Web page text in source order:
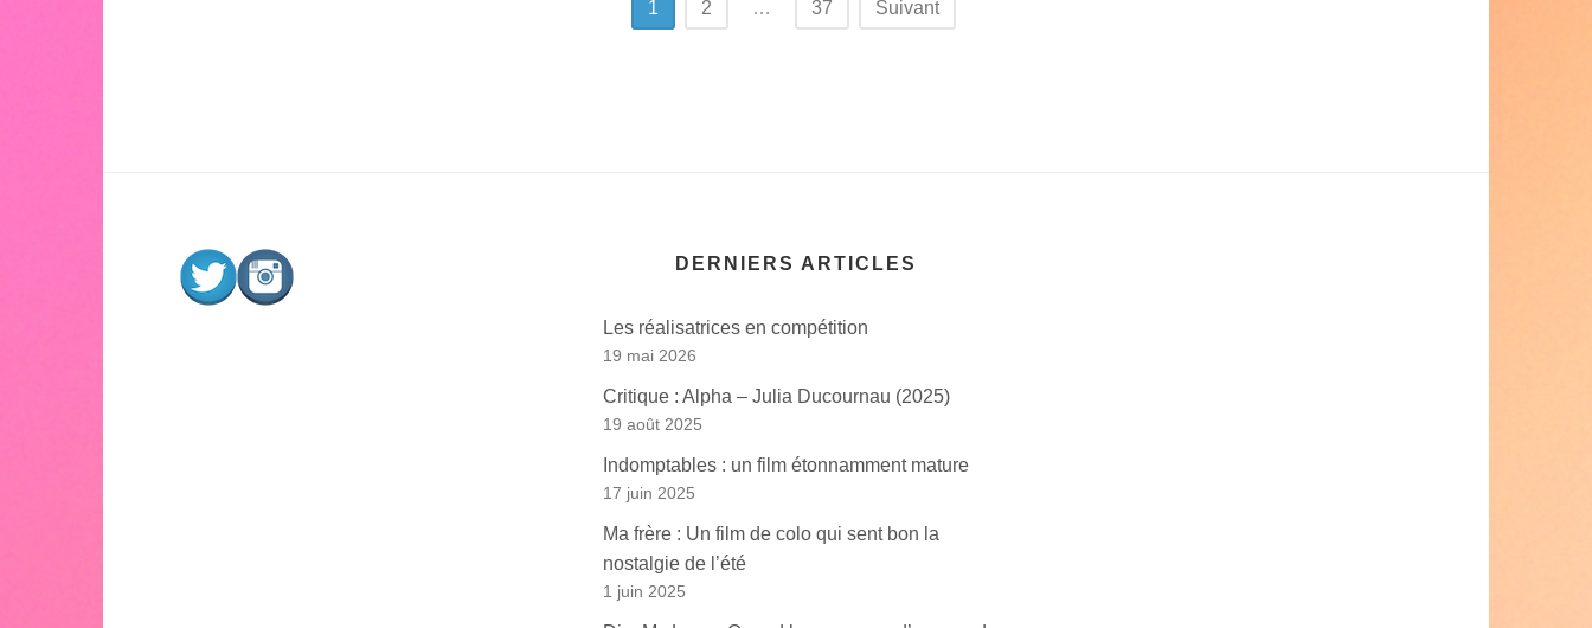
1 2 … 37 Suivant
DERNIERS ARTICLES
Les réalisatrices en compétition
19 mai 2026
Critique : Alpha – Julia Ducournau (2025)
19 août 2025
Indomptables : un film étonnamment mature
17 juin 2025
Ma frère : Un film de colo qui sent bon la
nostalgie de l’été
1 juin 2025